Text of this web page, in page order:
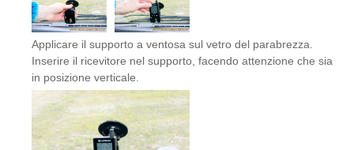
Applicare il supporto a ventosa sul vetro del parabrezza.
Inserire il ricevitore nel supporto, facendo attenzione che sia
in posizione verticale.